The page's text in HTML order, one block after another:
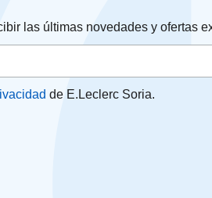
las últimas novedades y ofertas
de E.Leclerc Soria.